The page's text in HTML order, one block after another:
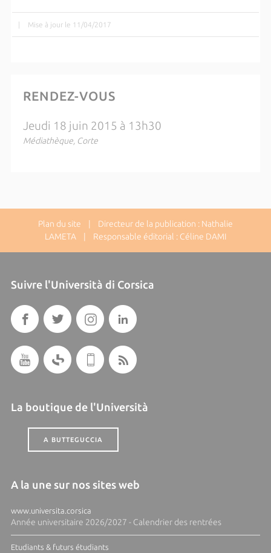
| Mise à jour le 11/04/2017
RENDEZ-VOUS
Jeudi 18 juin 2015 à 13h30
Médiathèque, Corte
Plan du site | Directeur de la publication : Nathalie
LAMETA | Responsable éditorial : Céline DAMI
Suivre l'Università di Corsica
La boutique de l'Università
A BUTTEGUCCIA
A la une sur nos sites web
www.universita.corsica
Année universitaire 2026/2027 - Calendrier des rentrées
Etudiants & futurs étudiants